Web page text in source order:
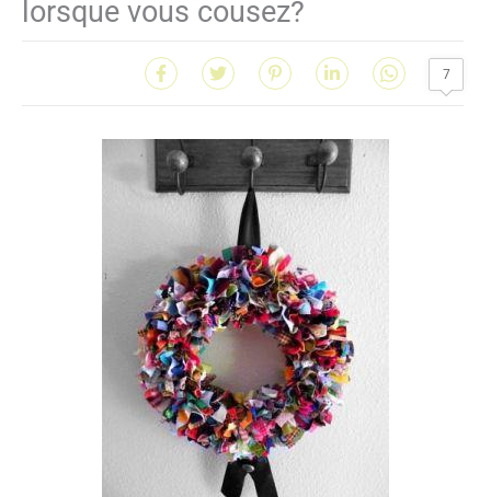
lorsque vous cousez?
7